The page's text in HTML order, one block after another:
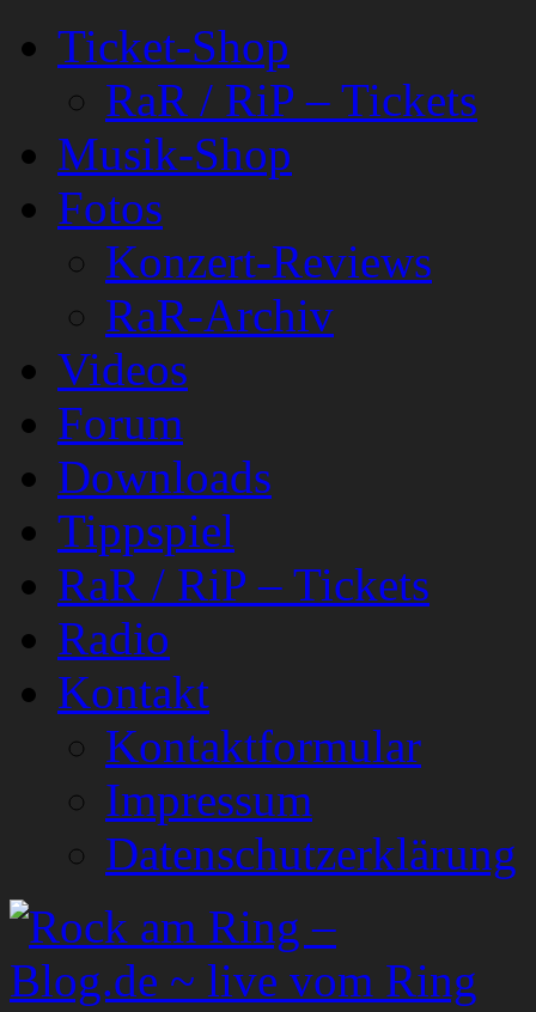
Ticket-Shop
RaR / RiP – Tickets
Musik-Shop
Fotos
Konzert-Reviews
RaR-Archiv
Videos
Forum
Downloads
Tippspiel
RaR / RiP – Tickets
Radio
Kontakt
Kontaktformular
Impressum
Datenschutzerklärung